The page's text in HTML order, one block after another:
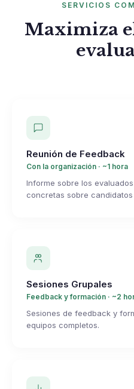
SERVICIOS
Maximiza
Reunión de Feedback
Con la organización · ~1 hora
Informe sobre los
concretas sobre
Sesiones Grupales
Feedback y formación · ~2
Sesiones de feedback y
equipos completos.